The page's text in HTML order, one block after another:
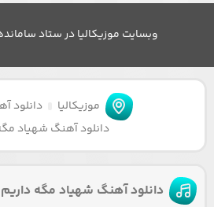
وبسایت موزیکالیا در ستاد
موزیکالیا
دانلود
دانلود آهنگ شهیاد
دانلود آهنگ شهیاد مگه داریم